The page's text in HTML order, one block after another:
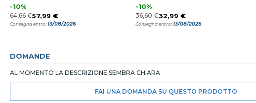
-10%
64,66 €57,99 €
Consegna entro:13/08/2026
-10%
36,60 €32,99 €
Consegna entro:13/08/2026
DOMANDE
AL MOMENTO LA DESCRIZIONE SEMBRA CHIARA
FAI UNA DOMANDA SU QUESTO PRODOTTO